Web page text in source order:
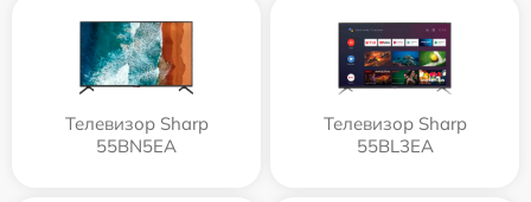
Телевизор Sharp
55BN5EA
Телевизор Sharp
55BL3EA